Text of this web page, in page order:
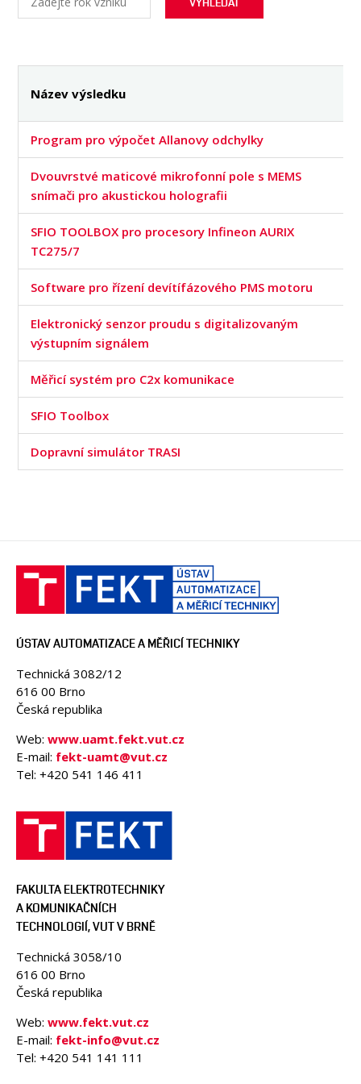
OSOBY
KONTAKT
Název výsledku
Program pro výpočet Allanovy odchylky
Dvouvrstvé maticové mikrofonní pole s MEMS
snímači pro akustickou holografii
SFIO TOOLBOX pro procesory Infineon AURIX
TC275/7
Software pro řízení devítífázového PMS motoru
Elektronický senzor proudu s digitalizovaným
výstupním signálem
Měřicí systém pro C2x komunikace
SFIO Toolbox
Dopravní simulátor TRASI
ÚSTAV AUTOMATIZACE A MĚŘICÍ TECHNIKY
Technická 3082/12
616 00 Brno
Česká republika
Web: www.uamt.fekt.vut.cz
E-mail: fekt-uamt@vut.cz
Tel: +420 541 146 411
FAKULTA ELEKTROTECHNIKY
A KOMUNIKAČNÍCH
TECHNOLOGIÍ, VUT V BRNĚ
Technická 3058/10
616 00 Brno
Česká republika
Web: www.fekt.vut.cz
E-mail: fekt-info@vut.cz
Tel: +420 541 141 111